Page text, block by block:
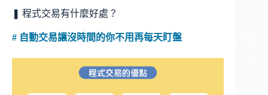
❚ 程式交易有什麼好處？
# 自動交易讓沒時間的你不用再每天盯盤